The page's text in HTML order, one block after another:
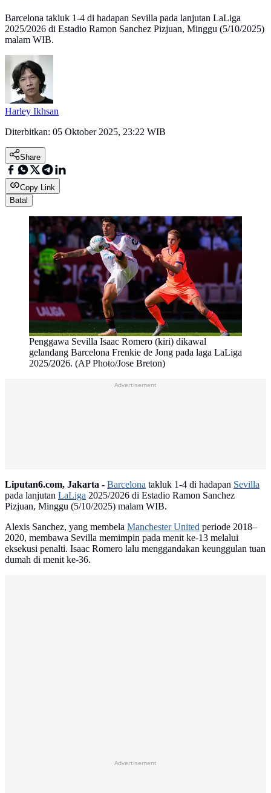
Barcelona takluk 1-4 di hadapan Sevilla pada lanjutan LaLiga
2025/2026 di Estadio Ramon Sanchez Pizjuan, Minggu (5/10/2025)
malam WIB.
Harley Ikhsan
Diterbitkan: 05 Oktober 2025, 23:22 WIB
Share
Copy Link
Batal
Penggawa Sevilla Isaac Romero (kiri) dikawal
gelandang Barcelona Frenkie de Jong pada laga LaLiga
2025/2026. (AP Photo/Jose Breton)
Advertisement
Liputan6.com, Jakarta - Barcelona takluk 1-4 di hadapan Sevilla
pada lanjutan LaLiga 2025/2026 di Estadio Ramon Sanchez
Pizjuan, Minggu (5/10/2025) malam WIB.
Alexis Sanchez, yang membela Manchester United periode 2018–
2020, membawa Sevilla memimpin pada menit ke-13 melalui
eksekusi penalti. Isaac Romero lalu menggandakan keunggulan tuan
dumah di menit ke-36.
Advertisement